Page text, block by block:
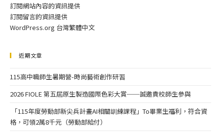
訂閱網站內容的資訊提供
訂閱留言的資訊提供
WordPress.org 台灣繁體中文
近期文章
115高中職師生暑期營-時尚藝術創作研習
2026 FIOLE 第五屆原生製造國際色彩大賞──誠邀貴校師生參與
「115年度勞動部新尖兵計畫AI相關訓練課程」To畢業生福利，符合資
格，可領2萬8千元（勞動部給付）